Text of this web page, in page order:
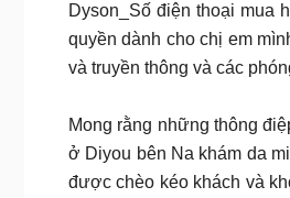
Dyson_Số điện thoại mua
quyền dành cho chị em
và truyền thông và các
Mong rằng những thông
ở Diyou bên Na khám da
được chèo kéo khách và